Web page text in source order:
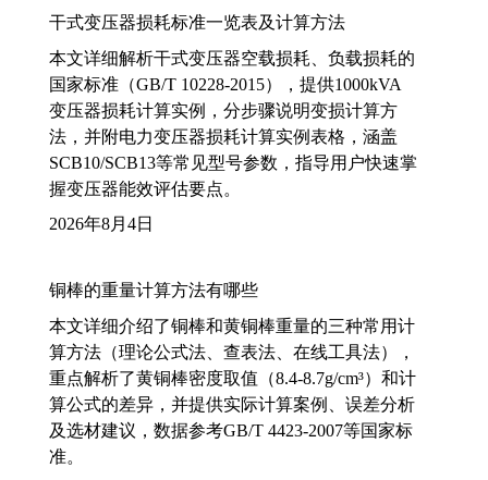
干式变压器损耗标准一览表及计算方法
本文详细解析干式变压器空载损耗、负载损耗的
国家标准（GB/T 10228-2015），提供1000kVA
变压器损耗计算实例，分步骤说明变损计算方
法，并附电力变压器损耗计算实例表格，涵盖
SCB10/SCB13等常见型号参数，指导用户快速掌
握变压器能效评估要点。
2026年8月4日
铜棒的重量计算方法有哪些
本文详细介绍了铜棒和黄铜棒重量的三种常用计
算方法（理论公式法、查表法、在线工具法），
重点解析了黄铜棒密度取值（8.4-8.7g/cm³）和计
算公式的差异，并提供实际计算案例、误差分析
及选材建议，数据参考GB/T 4423-2007等国家标
准。